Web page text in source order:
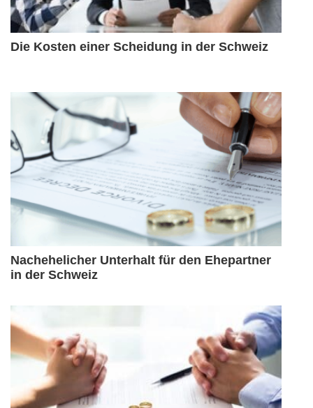
Die Kosten einer Scheidung in der Schweiz
Nachehelicher Unterhalt für den Ehepartner
in der Schweiz